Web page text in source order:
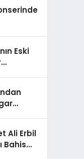
Eski
Ali Erbil
Bahis